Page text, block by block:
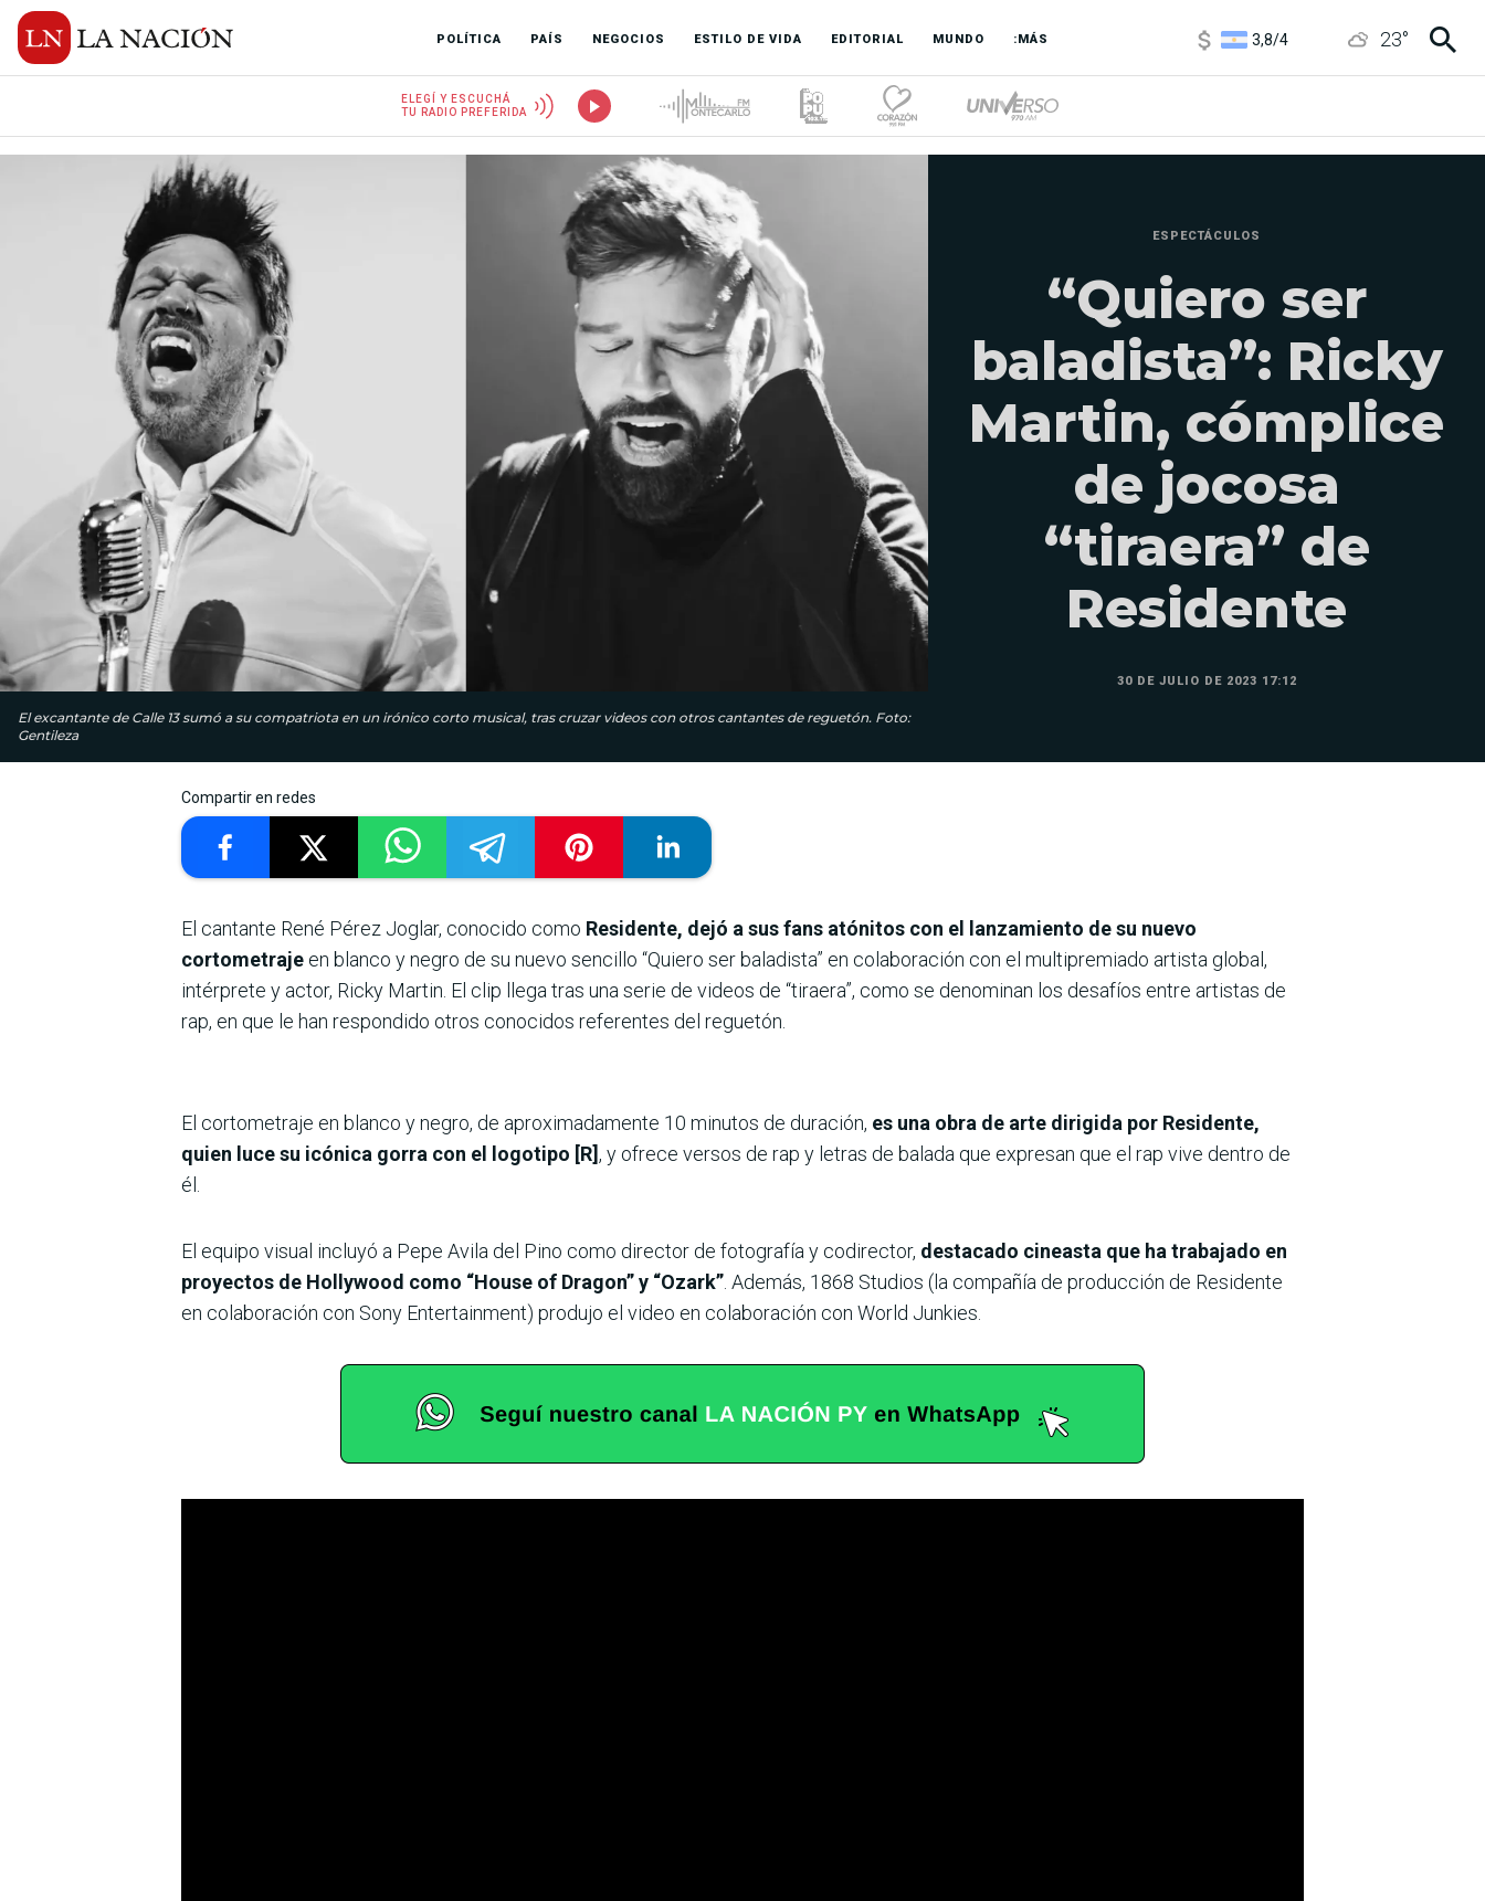
POLÍTICA PAÍS NEGOCIOS ESTILO DE VIDA EDITORIAL MUNDO :MÁS
6850/ 23°
ELEGÍ Y ESCUCHÁ
TU RADIO PREFERIDA
El excantante de Calle 13 sumó a su compatriota en un irónico corto musical, tras cruzar videos con otros cantantes de reguetón. Foto:
Gentileza
ESPECTÁCULOS
“Quiero ser
baladista”: Ricky
Martin, cómplice
de jocosa
“tiraera” de
Residente
30 DE JULIO DE 2023 17:12
Compartir en redes
El cantante René Pérez Joglar, conocido como Residente, dejó a sus fans atónitos con el lanzamiento de su nuevo
cortometraje en blanco y negro de su nuevo sencillo “Quiero ser baladista” en colaboración con el multipremiado artista global,
intérprete y actor, Ricky Martin. El clip llega tras una serie de videos de “tiraera”, como se denominan los desafíos entre artistas de
rap, en que le han respondido otros conocidos referentes del reguetón.
El cortometraje en blanco y negro, de aproximadamente 10 minutos de duración, es una obra de arte dirigida por Residente,
quien luce su icónica gorra con el logotipo [R], y ofrece versos de rap y letras de balada que expresan que el rap vive dentro de
él.
El equipo visual incluyó a Pepe Avila del Pino como director de fotografía y codirector, destacado cineasta que ha trabajado en
proyectos de Hollywood como “House of Dragon” y “Ozark” . Además, 1868 Studios (la compañía de producción de Residente
en colaboración con Sony Entertainment) produjo el video en colaboración con World Junkies.